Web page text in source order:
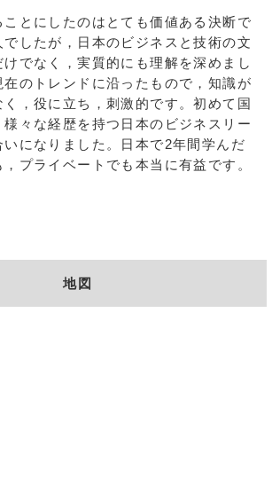
とにしたのはとても価値ある決断で
でしたが，日本のビジネスと技術の文
でなく，実質的にも理解を深めまし
のトレンドに沿ったもので，知識が
，役に立ち，刺激的です。初めて国
様々な経歴を持つ日本のビジネスリー
いになりました。日本で2年間学んだ
プライベートでも本当に有益です。
地図